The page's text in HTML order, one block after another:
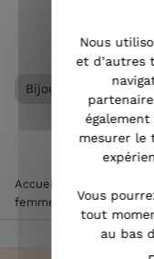
Bijoux femme
Accueil
femme
Bracelet
Nous
et d’autres
mesurer le
Vous
tout
au bas